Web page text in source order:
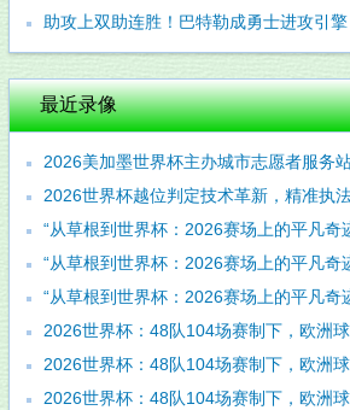
助攻上双助连胜！巴特勒成勇士进攻引擎
最近录像
2026美加墨世界杯主办城市志愿者服务
2026世界杯越位判定技术革新，精准执
“从草根到世界杯：2026赛场上的平凡奇
“从草根到世界杯：2026赛场上的平凡奇
“从草根到世界杯：2026赛场上的平凡奇
2026世界杯：48队104场赛制下，欧洲
2026世界杯：48队104场赛制下，欧洲
2026世界杯：48队104场赛制下，欧洲